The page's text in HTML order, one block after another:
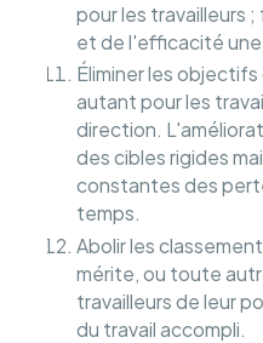
pour les travailleurs
et de l'efficacité
Éliminer les
autant pour les
direction.
des cibles rigides
constantes des
temps.
Abolir les
mérite, ou toute
travailleurs de leur
du travail accompli.